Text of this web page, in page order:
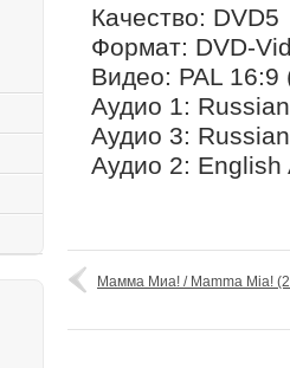
Качество: DVD5
Формат: DVD-
Видео: PAL 16:9
Аудио 1:
Аудио 3:
Аудио 2: English
Мамма Миа! / Mamma Mia!